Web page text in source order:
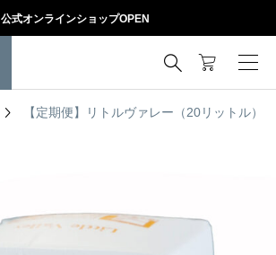
公式オンラインショップOPEN

 【定期便】リトルヴァレー（20リットル）